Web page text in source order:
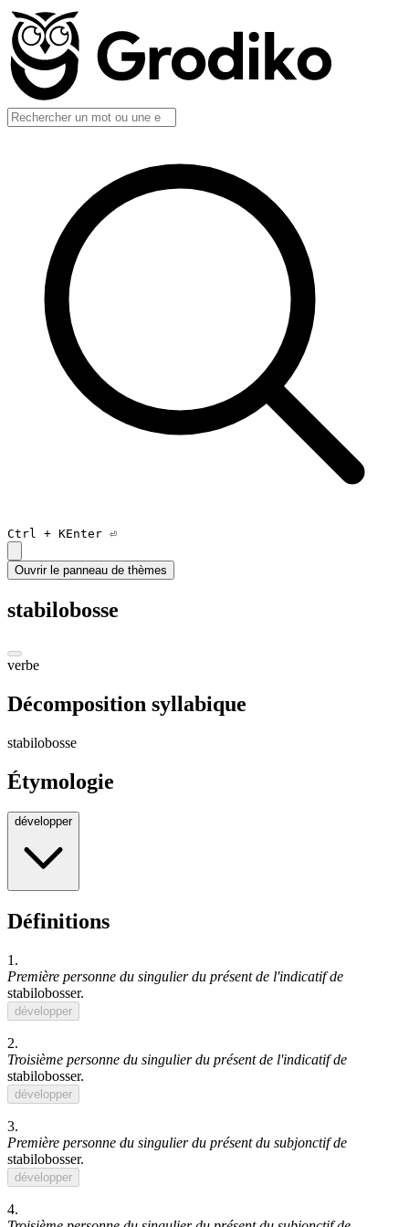
Ctrl + KEnter ⏎
Ouvrir le panneau de thèmes
stabilobosse
verbe
Décomposition syllabique
stabilobosse
Étymologie
développer
Définitions
1.
Première personne du singulier du présent de l'indicatif de
stabilobosser.
développer
2.
Troisième personne du singulier du présent de l'indicatif de
stabilobosser.
développer
3.
Première personne du singulier du présent du subjonctif de
stabilobosser.
développer
4.